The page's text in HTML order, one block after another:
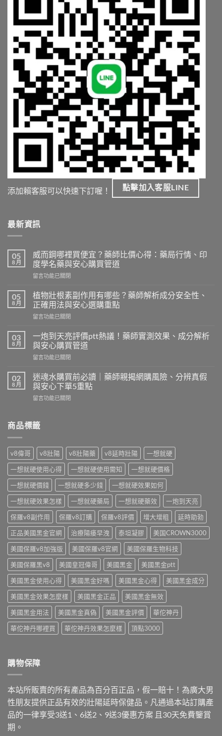
添加賴客服可以快速下訂喔！ 點擊加入客服LINE
最新資訊
05
8 月
威而鋼哪裡買便宜？藥師比價心得：藥局行情、印
度學名藥與安心購買管道
在
而
鋼
哪
裡
便
宜？
藥
師
價
心
藥
情、
名
藥
與
安
心
購
買
管
道〉
中
留言功能已關閉
05
8 月
植物壯根素副作用有哪些？藥師解析成分安全性、
正確用法與安心選購重點
在
壯
根
素
作
用
有
哪
師
分
安
全
性、
正
確
用
法
與
安
心
選
購
重
點〉
中
留言功能已關閉
03
8 月
一炮到天亮評價ptt熱議！藥師實測效果、成分解析
與安心購買管道
在
炮
到
天
亮
ptt
藥
師
實
測
效
果、
成
分
解
析
與
安
心
購
買
管
道〉
中
留言功能已關閉
02
8 月
迷魂水購買前必讀｜藥師親揭網購風險、分辨真假
與安心下單5重點
在
水
購
前
讀
｜
藥
師
親
揭
網
購
風
險、
分
辨
真
假
與
安
心
下
單
5
重
留言功能已關閉
商品標籤
v8偉哥 v8壯陽 v8壯陽藥 v8延時壯陽
一想就硬
一想就硬使用心得
一想就硬使用需知
一想就硬價格
一想就硬價錢
一想就硬多少錢
一想就硬效果如何
一想就硬效果怎樣
一想就硬藥局 一想就硬藥效
一炮到天亮
保羅v8副作用
保羅v8訂購 保羅v8評價 增大增粗
延時助勃
正品美國黑金官網
治療陽痿早洩 泰坦凝膠
美国CROWN3000
美國保羅v8加強版
美國保羅v8官網
美國保羅生物科技
美國保羅黑v8
美國皇冠偉哥 美國黑金
美國黑金ptt
美國黑金使用心得
美國黑金好嗎 美國黑金心得
美國黑金成分
美國黑金效果怎麼樣
美國黑金正品
美國黑金無效
美國黑金用法
美國黑金真偽 美國黑金評價
華佗神丹
華佗神丹哪裡買
華佗神丹效果怎麼樣 頂點3000
購物保障
本站所販賣的所有產品為百分百正品，假一賠十！為廣大男
性朋友提供正品有效的壯陽延時保健品。凡通過本站訂購產
品的一律享受3送1、6送2、9送3優惠方案 且30天免費鑒賞
期。